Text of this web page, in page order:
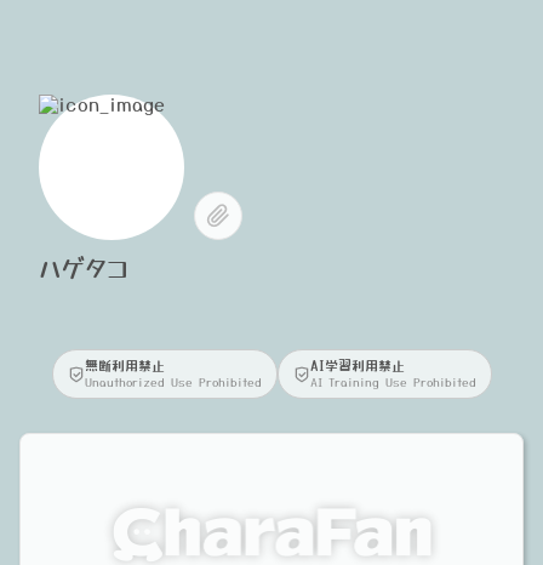
ハゲタコ
無断利用禁止
Unauthorized Use Prohibited
AI学習利用禁止
AI Training Use Prohibited